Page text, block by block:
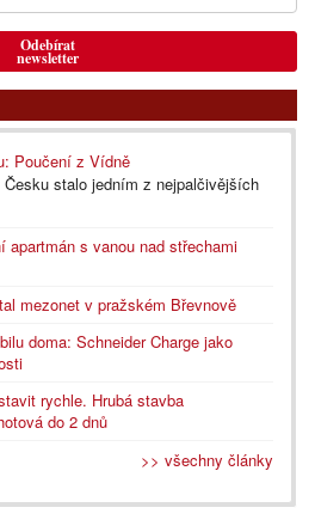
Odebírat
newsletter
Poučení z Vídně
stalo jedním z nejpalčivějších
s vanou nad střechami
mezonet v pražském Břevnově
doma: Schneider Charge jako
rychle. Hrubá stavba
do 2 dnů
>> všechny články